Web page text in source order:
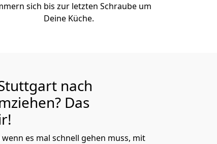
sich bis zur letzten Schraube um
Deine Küche.
nach
Das
wenn es mal schnell gehen muss, mit